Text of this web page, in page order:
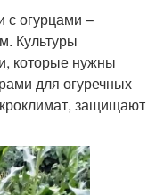
с огурцами –
Культуры
которые нужны
для огуречных
защищают